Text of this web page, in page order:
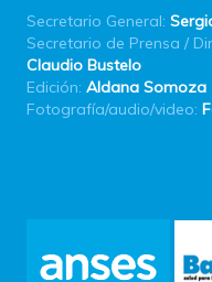
Secretario General:
Secretario de Prensa /
Claudio Bustelo
Edición: Aldana Somoza
Fotografía/audio/video: